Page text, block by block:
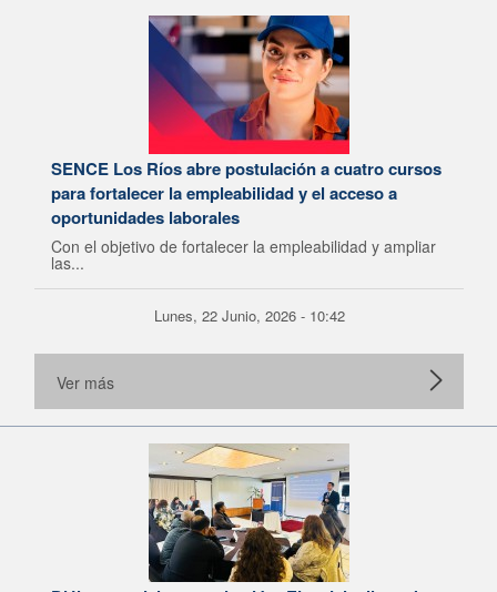
SENCE Los Ríos abre postulación a cuatro cursos
para fortalecer la empleabilidad y el acceso a
oportunidades laborales
Con el objetivo de fortalecer la empleabilidad y ampliar
las...
Lunes, 22 Junio, 2026 - 10:42
Ver más